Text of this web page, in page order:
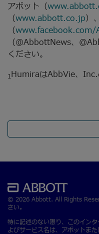
アボット（
（www.abbott.co.jp）
（www.facebook.com/
（@AbbottNews、
ください。
1HumiraはAbbVie、Inc.
© 2026 Abbott. All Rights
さい。
特に記述のない限り、このイン
よびサービス名は、アボットま